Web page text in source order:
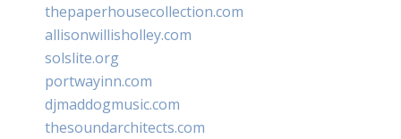
thepaperhousecollection.com
allisonwillisholley.com
solslite.org
portwayinn.com
djmaddogmusic.com
thesoundarchitects.com